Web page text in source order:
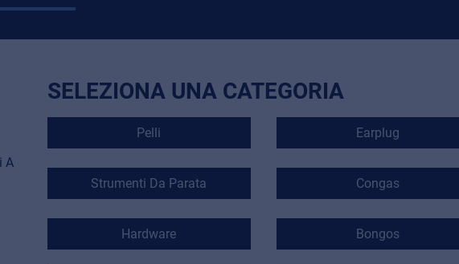
A
SELEZIONA UNA CATEGORIA
Pelli Earplug
Strumenti Da Parata Congas
Hardware Bongos